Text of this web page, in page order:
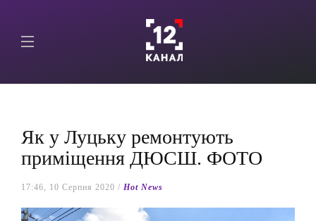
Як у Луцьку ремонтують
приміщення ДЮСШ. ФОТО
17:46, 10 Серпня 2020 / Hot News